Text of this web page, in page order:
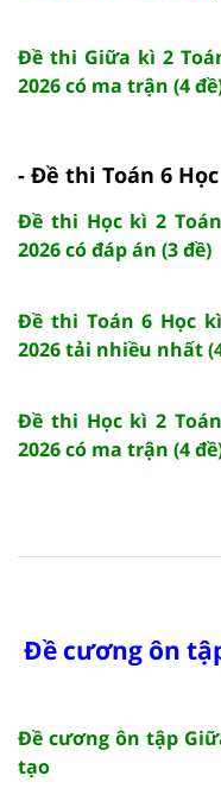
Đề thi Giữa kì 2
2026 có ma trận (4
- Đề thi Toán 6
Đề thi Học kì 2
2026 có đáp án (3 đề)
Đề thi Toán 6 Học
2026 tải nhiều nhất
Đề thi Học kì 2
2026 có ma trận (4
Đề cương ôn
Đề cương ôn tập
tạo